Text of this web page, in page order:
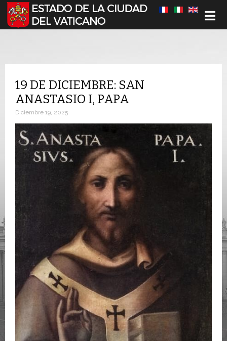
Seleccione su idioma
19 DE DICIEMBRE: SAN
ANASTASIO I, PAPA
Diciembre 19, 2025